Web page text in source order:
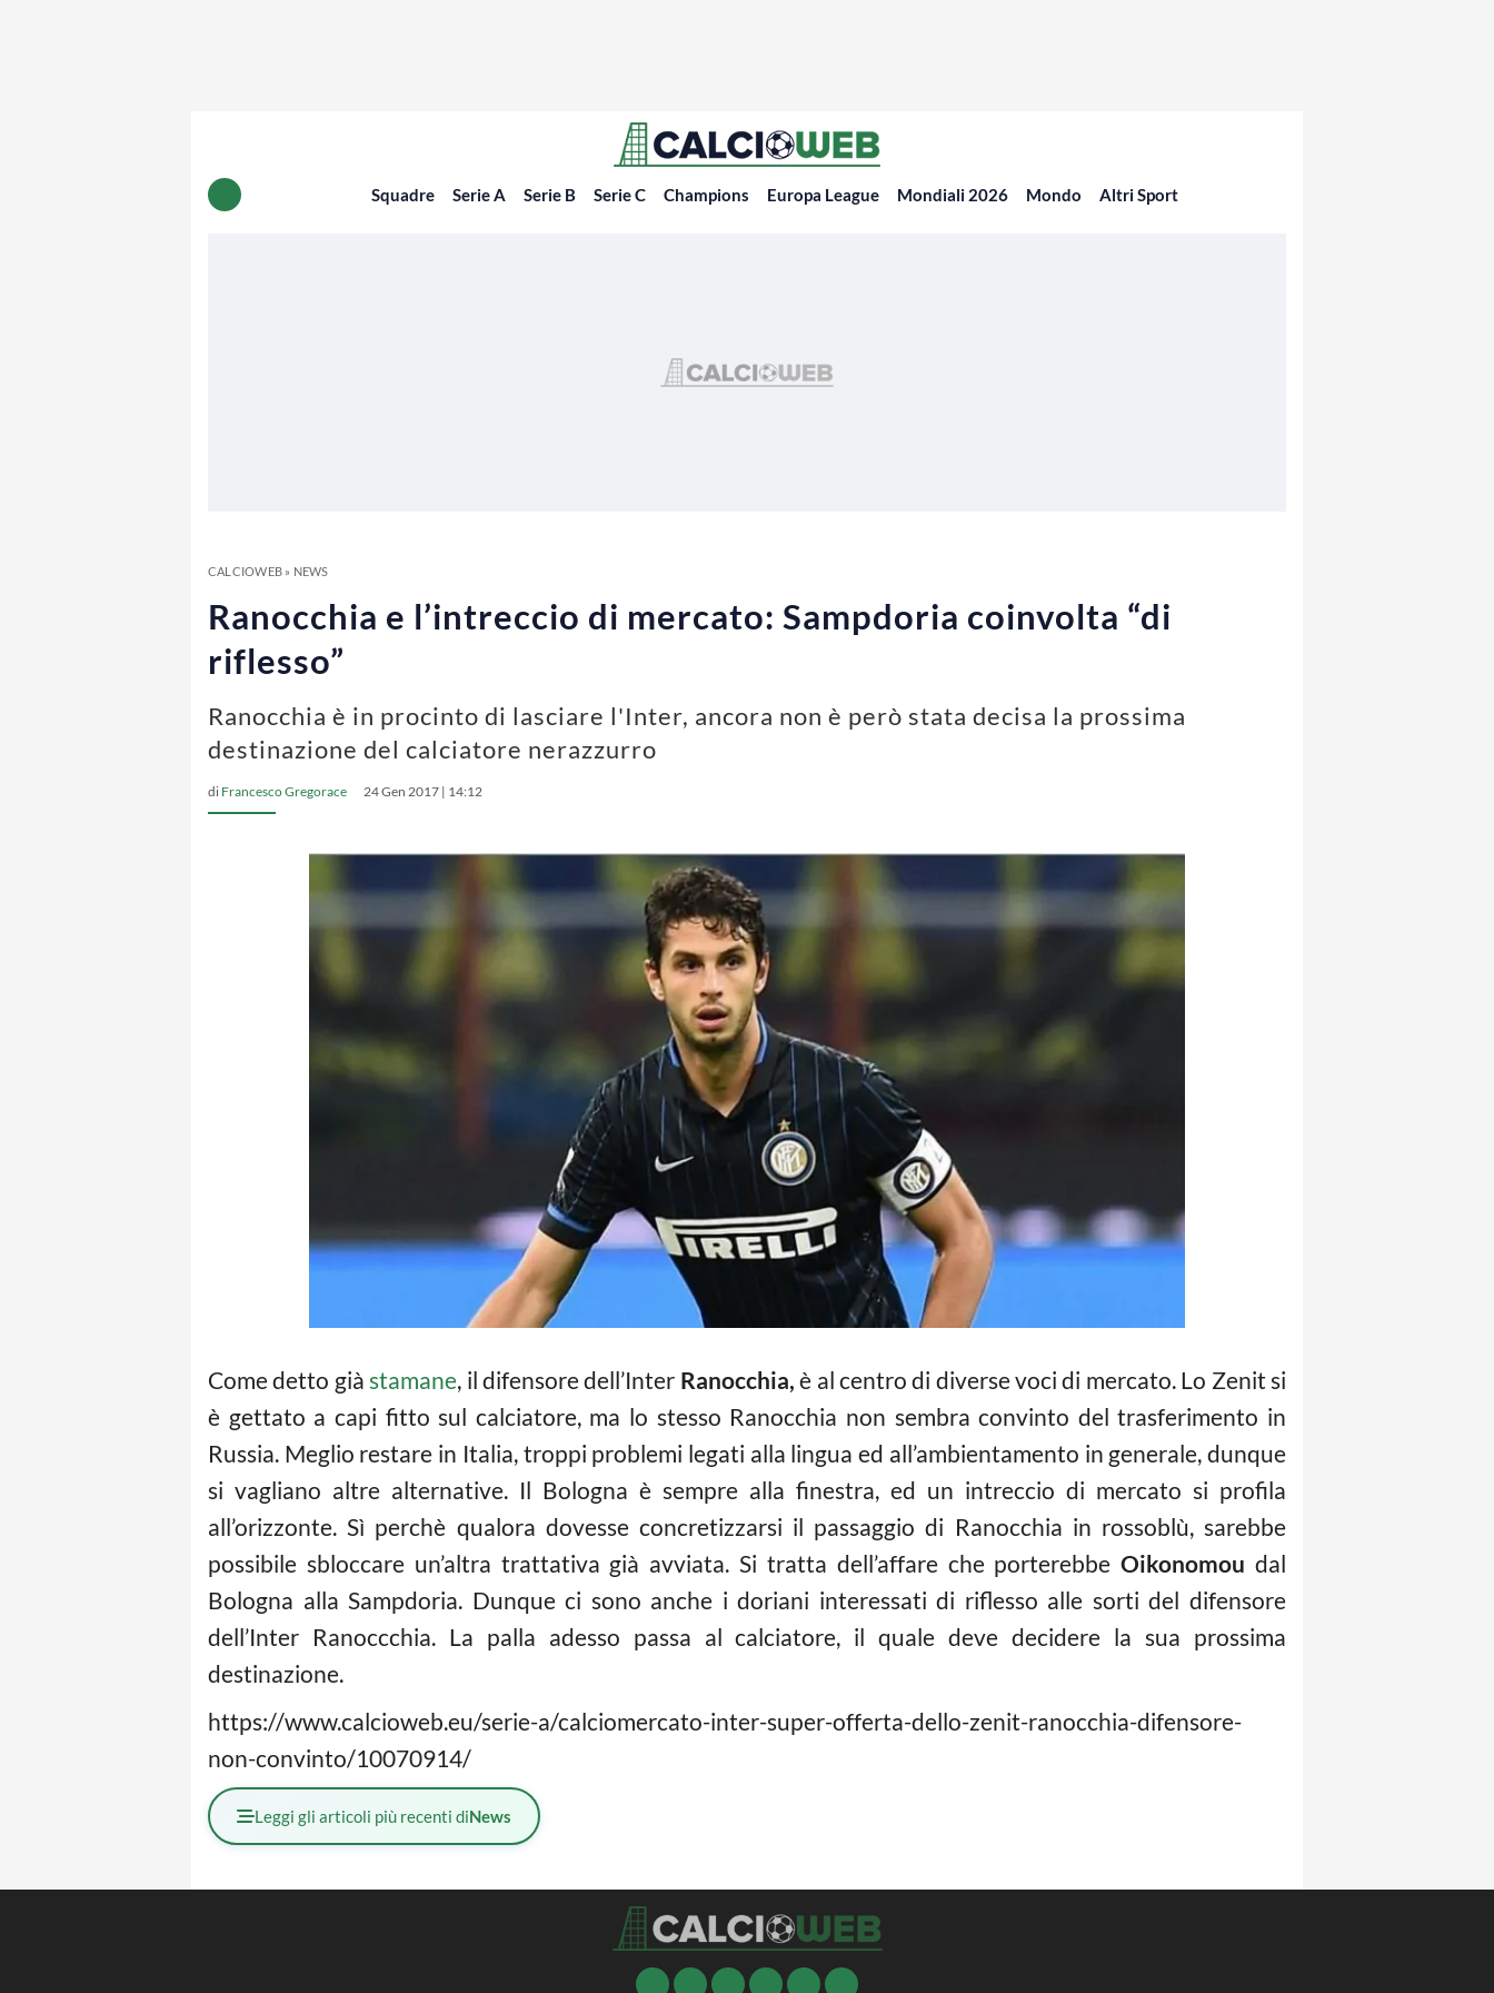
Squadre Serie A Serie B Serie C Champions Europa League Mondiali 2026 Mondo Altri Sport
CALCIOWEB» NEWS
Ranocchia e l’intreccio di mercato: Sampdoria coinvolta “di
riflesso”
Ranocchia è in procinto di lasciare l'Inter, ancora non è però stata decisa la prossima
destinazione del calciatore nerazzurro
di Francesco Gregorace 24 Gen 2017 | 14:12
Come detto giàstamane, il difensore dell’Inter Ranocchia, è al centro di diverse voci di mercato. Lo Zenit si
è gettato a capi fitto sul calciatore, ma lo stesso Ranocchia non sembra convinto del trasferimento in
Russia. Meglio restare in Italia, troppi problemi legati alla lingua ed all’ambientamento in generale, dunque
si vagliano altre alternative. Il Bologna è sempre alla finestra, ed un intreccio di mercato si profila
all’orizzonte. Sì perchè qualora dovesse concretizzarsi il passaggio di Ranocchia in rossoblù, sarebbe
possibile sbloccare un’altra trattativa già avviata. Si tratta dell’affare che porterebbeOikonomou dal
Bologna alla Sampdoria. Dunque ci sono anche i doriani interessati di riflesso alle sorti del difensore
dell’Inter Ranoccchia. La palla adesso passa al calciatore, il quale deve decidere la sua prossima
destinazione.
https://www.calcioweb.eu/serie-a/calciomercato-inter-super-offerta-dello-zenit-ranocchia-difensore-
non-convinto/10070914/
Leggi gli articoli più recenti diNews